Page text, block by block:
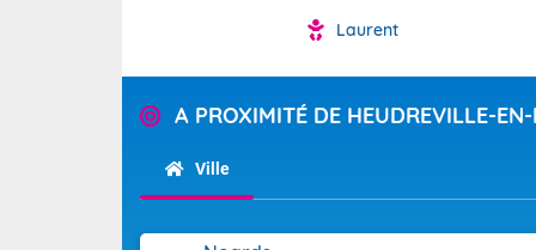
Pour la
Tendance
Laurent
A PROXIMITÉ DE HEUDREVILLE-
Ville
maritimes
foyers